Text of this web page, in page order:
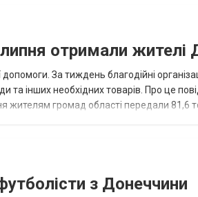
отримали жителі
За тиждень благодійні
та інших необхідних товарів. Про це
жителям громад області передали 81,6
з Донеччини